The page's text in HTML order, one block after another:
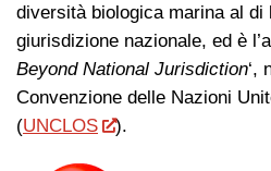
diversità biologica marina al di
giurisdizione nazionale, ed è
Beyond National Jurisdiction‘,
Convenzione delle Nazioni
(UNCLOS ).